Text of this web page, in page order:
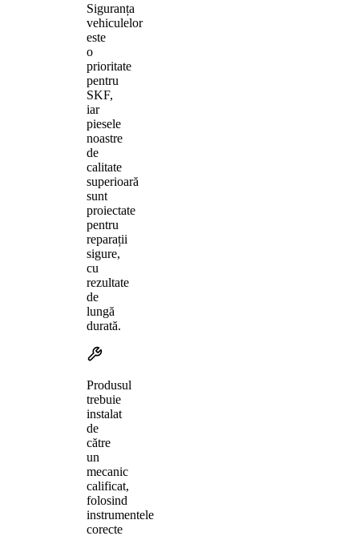
Siguranța
vehiculelor
este
o
prioritate
pentru
SKF,
iar
piesele
noastre
de
calitate
superioară
sunt
proiectate
pentru
reparații
sigure,
cu
rezultate
de
lungă
durată.
Produsul
trebuie
instalat
de
către
un
mecanic
calificat,
folosind
instrumentele
corecte